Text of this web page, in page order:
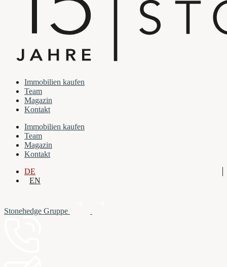
Immobilien kaufen
Team
Magazin
Kontakt
Immobilien kaufen
Team
Magazin
Kontakt
DE
EN
Stonehedge Gruppe